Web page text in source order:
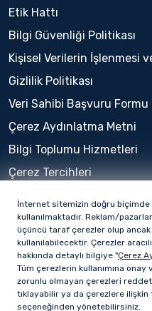
Etik Hattı
Bilgi Güvenliği Politikası
Kişisel Verilerin İşlenmesi
Gizlilik Politikası
Veri Sahibi Başvuru Formu
Çerez Aydınlatma Metni
Bilgi Toplumu Hizmetleri
Çerez Tercihleri
İnternet sitemizin doğru biçimde
kullanılmaktadır. Reklam/
üçüncü taraf çerezler olup ancak
kullanılabilecektir. Çerezler
hakkında detaylı bilgiye "Çerez
Tüm çerezlerin kullanımına
zorunlu olmayan çerezleri
tıklayabilir ya da çerezlere
seçeneğinden yönetebilirsiniz.